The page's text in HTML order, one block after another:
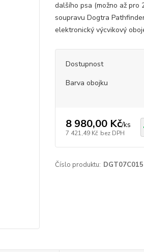
dalšího psa (možno až pro
soupravu Dogtra
elektronický výcvikový
Dostupnost
Barva obojku
8 980,00 Kč/ks
7 421,49 Kč bez DPH
Číslo produktu: DGT07C015